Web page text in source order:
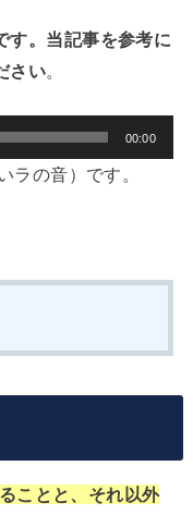
す。当記事を参考に
さい。
00:00
ラの音）です。
ことと、それ以外